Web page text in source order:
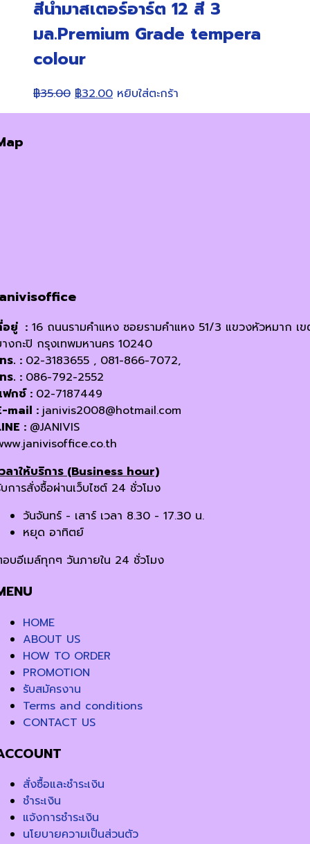
สีน้ำมาสเตอร์อาร์ต 12 สี 3
มล.Premium Grade tempera
colour
฿35.00 Original
price
฿32.00Current
price
หยิบใส่ตะกร้า
อยู่ : 16 ถนนรามคำแหง ซอยรามคำแหง 51/3 แขวงหัวหมาก เ
งกะปิ กรุงเทพมหานคร 10240
ร. : 02-3183655 , 081-866-7072,
ร. : 086-792-2552
กซ์ : 02-7187449
mail : janivis2008@hotmail.com
: @JANIVIS
ลาให้บริการ (Business hour)
การสั่งซื้อผ่านเว็บไซต์ 24 ชั่วโมง
วันจันทร์ - เสาร์ เวลา 8.30 - 17.30 น.
หยุด อาทิตย์
บอีเมล์ทุกๆ วันภายใน 24 ชั่วโมง
HOME
ABOUT US
HOW TO ORDER
PROMOTION
รับสมัครงาน
Terms and conditions
CONTACT US
สั่งซื้อและชำระเงิน
ชำระเงิน
แจ้งการชำระเงิน
นโยบายความเป็นส่วนตัว